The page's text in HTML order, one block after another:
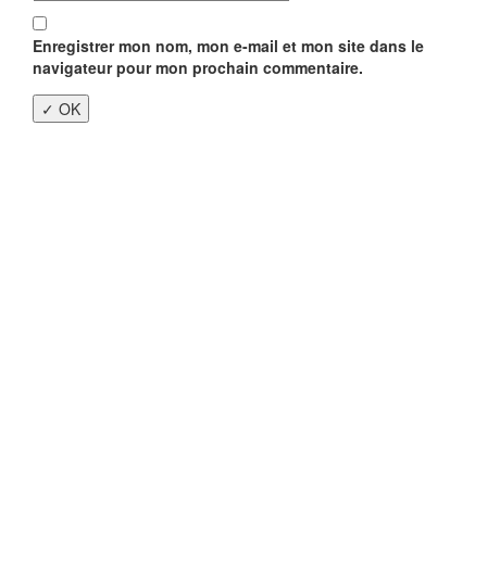
Enregistrer mon nom, mon e-mail et mon site dans le
navigateur pour mon prochain commentaire.